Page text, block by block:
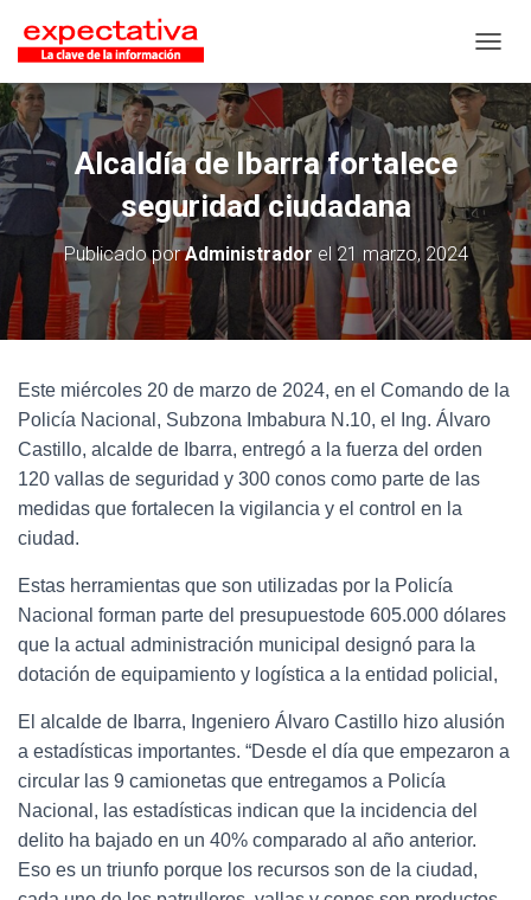
Alcaldía de Ibarra fortalece
seguridad ciudadana
Publicado porAdministrador el 21 marzo, 2024
Este miércoles 20 de marzo de 2024, en el Comando de la
Policía Nacional, Subzona Imbabura N.10, el Ing. Álvaro
Castillo, alcalde de Ibarra, entregó a la fuerza del orden
120 vallas de seguridad y 300 conos como parte de las
medidas que fortalecen la vigilancia y el control en la
ciudad.
Estas herramientas que son utilizadas por la Policía
Nacional forman parte del presupuestode 605.000 dólares
que la actual administración municipal designó para la
dotación de equipamiento y logística a la entidad policial,
El alcalde de Ibarra, Ingeniero Álvaro Castillo hizo alusión
a estadísticas importantes. “Desde el día que empezaron a
circular las 9 camionetas que entregamos a Policía
Nacional, las estadísticas indican que la incidencia del
delito ha bajado en un 40% comparado al año anterior.
Eso es un triunfo porque los recursos son de la ciudad,